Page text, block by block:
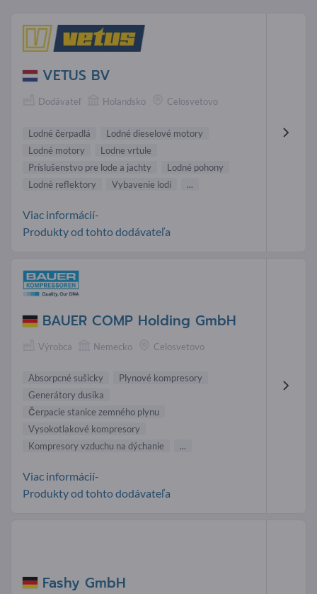
VETUS BV
Dodávateľ Holandsko Celosvetovo
Lodné čerpadlá
Lodné dieselové motory
Lodné motory
Lodne vrtule
Príslušenstvo pre lode a jachty
Lodné pohony
Lodné reflektory
Vybavenie lodí ...
Viac informácií-
Produkty od tohto dodávateľa
BAUER COMP Holding GmbH
Výrobca Nemecko Celosvetovo
Absorpcné sušicky
Plynové kompresory
Generátory dusíka
Čerpacie stanice zemného plynu
Vysokotlakové kompresory
Kompresory vzduchu na dýchanie
...
Viac informácií-
Produkty od tohto dodávateľa
Fashy GmbH